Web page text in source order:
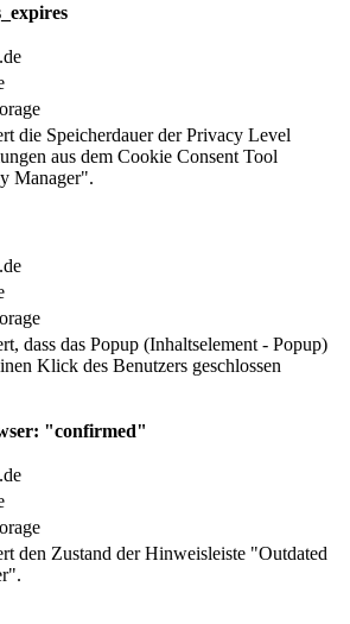
die Speicherdauer der Privacy Level
aus dem Cookie Consent Tool
Manager".
dass das Popup (Inhaltselement - Popup)
Klick des Benutzers geschlossen
"confirmed"
den Zustand der Hinweisleiste "Outdated